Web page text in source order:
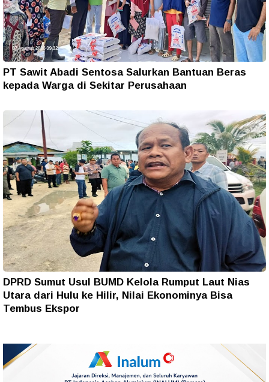
PT Sawit Abadi Sentosa Salurkan Bantuan Beras
kepada Warga di Sekitar Perusahaan
DPRD Sumut Usul BUMD Kelola Rumput Laut Nias
Utara dari Hulu ke Hilir, Nilai Ekonominya Bisa
Tembus Ekspor